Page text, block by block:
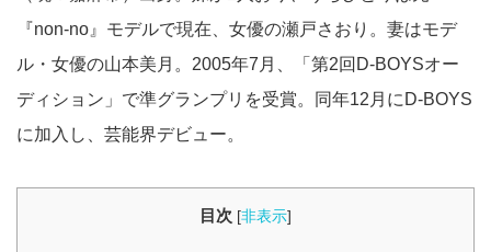
『non-no』モデルで現在、女優の瀬戸さおり。妻はモデ
ル・女優の山本美月。2005年7月、「第2回D-BOYSオー
ディション」で準グランプリを受賞。同年12月にD-BOYS
に加入し、芸能界デビュー。
目次 [非表示]